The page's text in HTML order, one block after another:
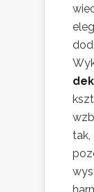
tak,